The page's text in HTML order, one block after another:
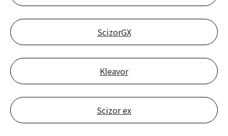
ScizorGX
Kleavor
Scizor ex